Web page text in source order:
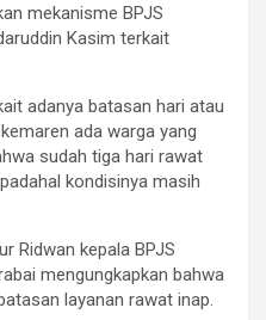
mekanisme BPJS
Kasim terkait
adanya batasan hari atau
ada warga yang
sudah tiga hari rawat
kondisinya masih
Ridwan kepala BPJS
mengungkapkan bahwa
layanan rawat inap.